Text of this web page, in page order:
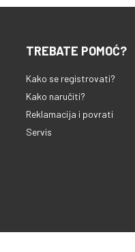
TREBATE POMOĆ?
Kako se registrovati?
Kako naručiti?
Reklamacija i povrati
Servis